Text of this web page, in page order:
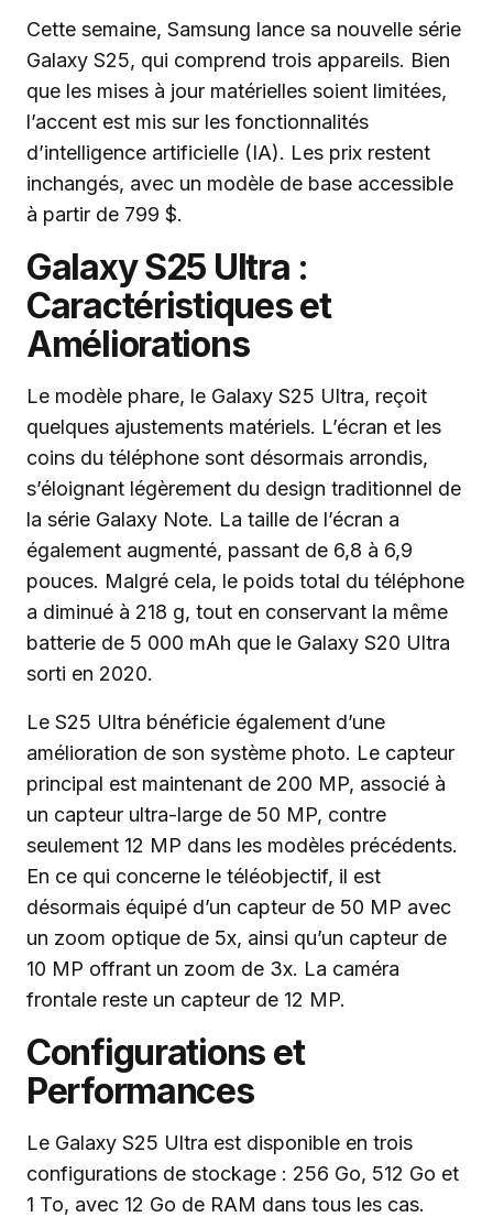
Cette semaine, Samsung lance sa nouvelle série
Galaxy S25, qui comprend trois appareils. Bien
que les mises à jour matérielles soient limitées,
l’accent est mis sur les fonctionnalités
d’intelligence artificielle (IA). Les prix restent
inchangés, avec un modèle de base accessible
à partir de 799 $.
Galaxy S25 Ultra :
Caractéristiques et
Améliorations
Le modèle phare, le Galaxy S25 Ultra, reçoit
quelques ajustements matériels. L’écran et les
coins du téléphone sont désormais arrondis,
s’éloignant légèrement du design traditionnel de
la série Galaxy Note. La taille de l’écran a
également augmenté, passant de 6,8 à 6,9
pouces. Malgré cela, le poids total du téléphone
a diminué à 218 g, tout en conservant la même
batterie de 5 000 mAh que le Galaxy S20 Ultra
sorti en 2020.
Le S25 Ultra bénéficie également d’une
amélioration de son système photo. Le capteur
principal est maintenant de 200 MP, associé à
un capteur ultra-large de 50 MP, contre
seulement 12 MP dans les modèles précédents.
En ce qui concerne le téléobjectif, il est
désormais équipé d’un capteur de 50 MP avec
un zoom optique de 5x, ainsi qu’un capteur de
10 MP offrant un zoom de 3x. La caméra
frontale reste un capteur de 12 MP.
Configurations et
Performances
Le Galaxy S25 Ultra est disponible en trois
configurations de stockage : 256 Go, 512 Go et
1 To, avec 12 Go de RAM dans tous les cas.